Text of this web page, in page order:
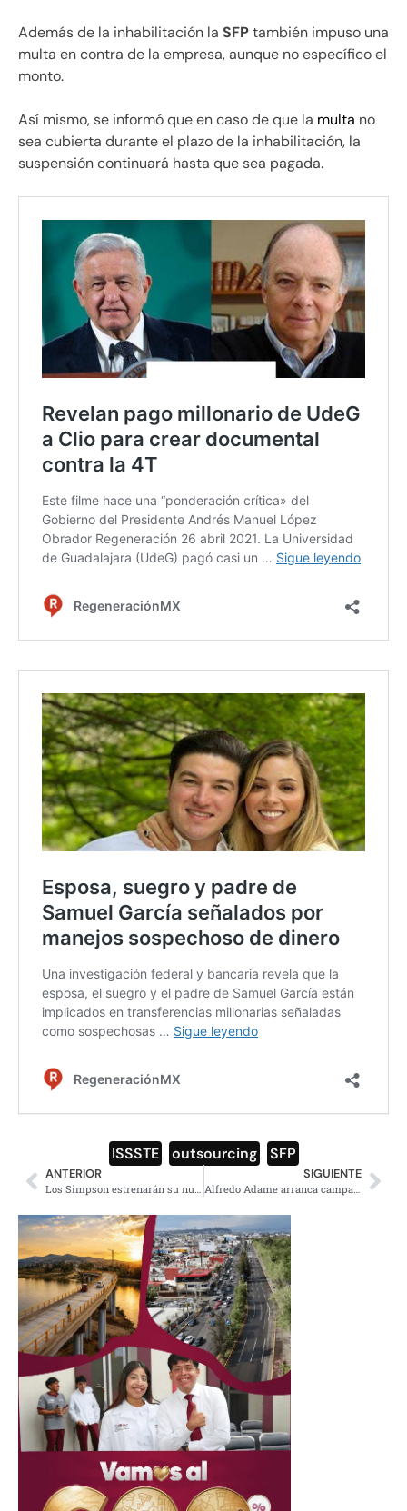
Además de la inhabilitación la SFPtambién impuso una
multa en contra de la empresa, aunque no específico el
monto.
Así mismo, se informó que en caso de que la multa no
sea cubierta durante el plazo de la inhabilitación, la
suspensión continuará hasta que sea pagada.
ISSSTE outsourcing SFP
ANTERIOR
Los Simpson estrenarán su nueva temporada en exclusiva para Disney+
SIGUIENTE
Alfredo Adame arranca campaña en Tlalpan con ‘mentadas de madre’